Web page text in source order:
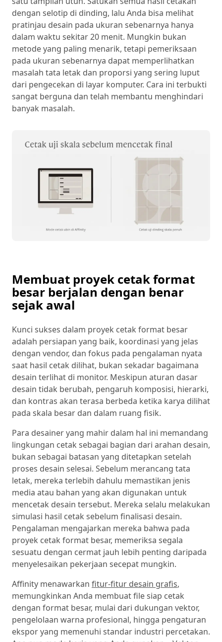
dengan selotip di dinding, lalu Anda bisa melihat
pratinjau desain pada ukuran sebenarnya hanya
dalam waktu sekitar 20 menit. Mungkin bukan
metode yang paling menarik, tetapi pemeriksaan
pada ukuran sebenarnya dapat memperlihatkan
masalah tata letak dan proporsi yang sering luput
dari pengecekan di layar komputer. Cara ini terbukti
sangat berguna dan telah membantu menghindari
banyak masalah.
Membuat proyek cetak format
besar berjalan dengan benar
sejak awal
Kunci sukses dalam proyek cetak format besar
adalah persiapan yang baik, koordinasi yang jelas
dengan vendor, dan fokus pada pengalaman nyata
saat hasil cetak dilihat, bukan sekadar bagaimana
desain terlihat di monitor. Meskipun aturan dasar
desain tidak berubah, pengaruh komposisi, hierarki,
dan kontras akan terasa berbeda ketika karya dilihat
pada skala besar dan dalam ruang fisik.
Para desainer yang mahir dalam hal ini memandang
lingkungan cetak sebagai bagian dari arahan desain,
bukan sebagai batasan yang ditetapkan setelah
proses desain selesai. Sebelum merancang tata
letak, mereka terlebih dahulu memastikan jenis
media atau bahan yang akan digunakan untuk
mencetak desain tersebut. Mereka selalu melakukan
simulasi hasil cetak sebelum finalisasi desain.
Pengalaman mengajarkan mereka bahwa pada
proyek cetak format besar, memeriksa segala
sesuatu dengan cermat jauh lebih penting daripada
menyelesaikan pekerjaan secepat mungkin.
Affinity menawarkan fitur-fitur desain grafis,
memungkinkan Anda membuat file siap cetak
dengan format besar, mulai dari dukungan vektor,
pengelolaan warna profesional, hingga pengaturan
ekspor yang memenuhi standar industri percetakan.